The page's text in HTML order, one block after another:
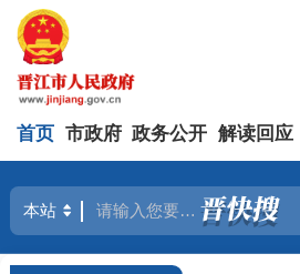
首页 市政府 政务公开 解读回应